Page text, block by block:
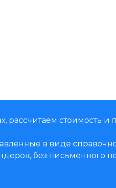
рассчитаем стоимость и
в виде
без письменного